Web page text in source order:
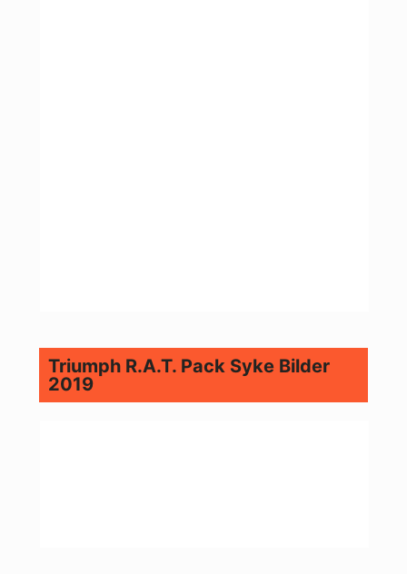
Triumph R.A.T. Pack Syke Bilder
2019